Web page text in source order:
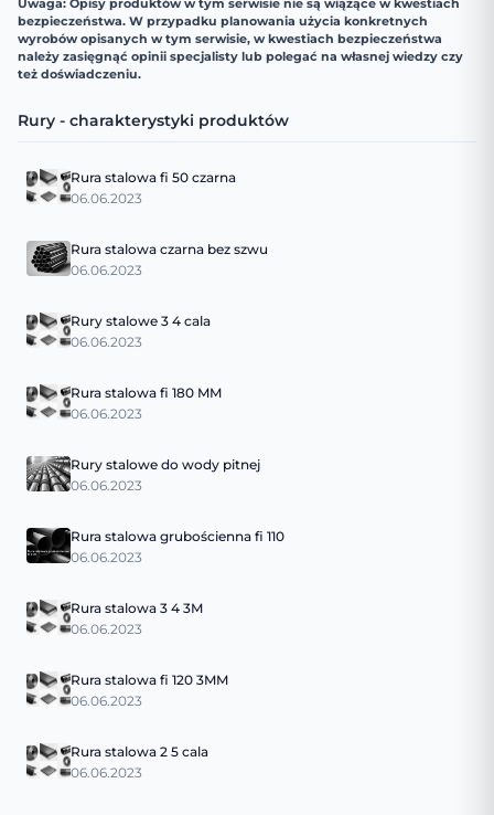
Uwaga: Opisy produktów w tym serwisie nie są wiążące w kwestiach
bezpieczeństwa. W przypadku planowania użycia konkretnych
wyrobów opisanych w tym serwisie, w kwestiach bezpieczeństwa
należy zasięgnąć opinii specjalisty lub polegać na własnej wiedzy czy
też doświadczeniu.
Rury - charakterystyki produktów
Rura stalowa fi 50 czarna
06.06.2023
Rura stalowa czarna bez szwu
06.06.2023
Rury stalowe 3 4 cala
06.06.2023
Rura stalowa fi 180 MM
06.06.2023
Rury stalowe do wody pitnej
06.06.2023
Rura stalowa grubościenna fi 110
06.06.2023
Rura stalowa 3 4 3M
06.06.2023
Rura stalowa fi 120 3MM
06.06.2023
Rura stalowa 2 5 cala
06.06.2023